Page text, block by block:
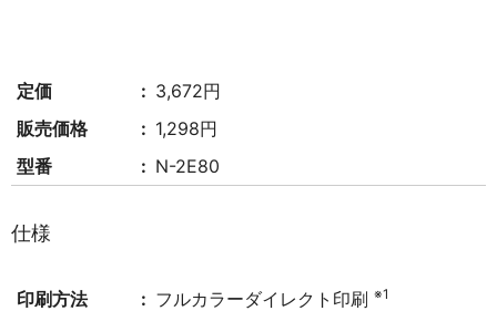
定価
3,672円
販売価格
1,298円
型番
N-2E80
仕様
印刷方法 フルカラーダイレクト印刷※1